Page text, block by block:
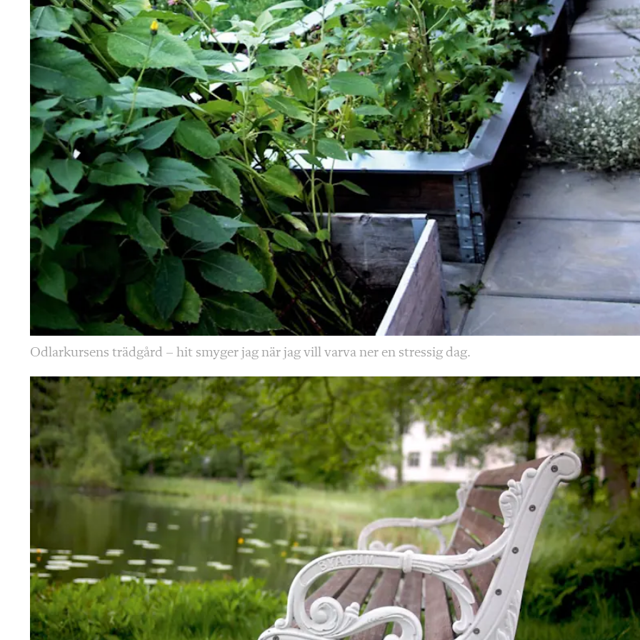
Odlarkursens trädgård – hit smyger jag när jag vill varva ner en stressig dag.